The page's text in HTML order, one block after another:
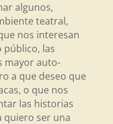
algunos,
teatral,
nos interesan
público, las
mayor auto-
a que deseo que
o que nos
las historias
quiero ser una